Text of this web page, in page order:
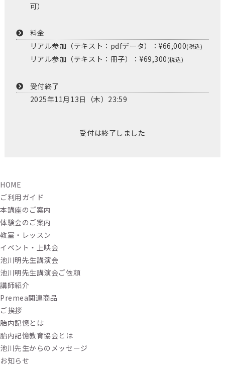
可）
料金
リアル参加（テキスト：pdfデータ）：¥66,000(税込)
リアル参加（テキスト：冊子）：¥69,300(税込)
受付終了
2025年11月13日（木）23:59
受付は終了しました
HOME
ご利用ガイド
本講座のご案内
体験会のご案内
教室・レッスン
イベント・上映会
池川明先生講演会
池川明先生講演会ご依頼
講師紹介
Premea関連商品
ご挨拶
胎内記憶とは
胎内記憶教育協会とは
池川先生からのメッセージ
お知らせ